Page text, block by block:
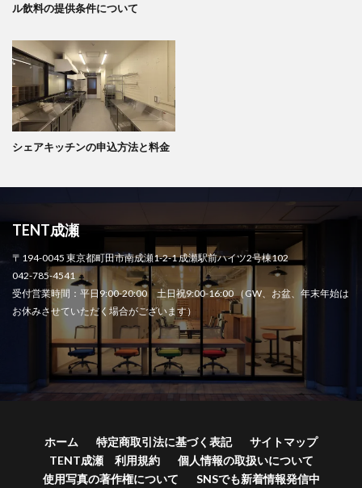
ル飲料の提供条件について
シェアキッチンの申込方法と料金
TENT成瀬
〒194-0045 東京都町田市南成瀬1-2-1 成瀬駅前ハイツ2号棟102
042-785-4541
受付営業時間：平日9:00-20:00 土日祝9:00-16:00 （GW、お盆、年末年始は
お休みさせていただく場合がございます）
ホーム 特定商取引法に基づく表記
サイトマップ
TENT成瀬 利用規約
個人情報の取扱いについて
使用写真の著作権について
SNSでも新着情報発信中